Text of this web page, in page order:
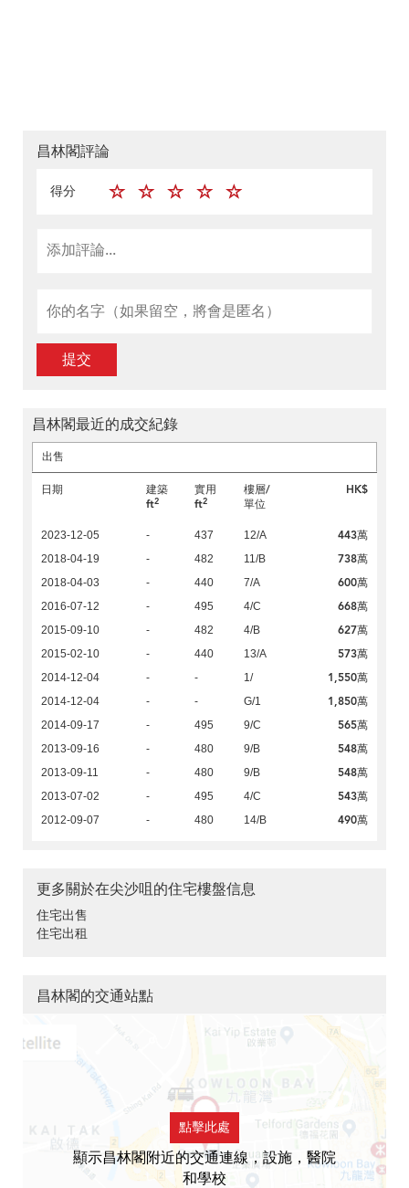
昌林閣評論
得分
提交
昌林閣最近的成交紀錄
出售
日期
建築
ft2
實用
ft2
樓層/
單位
HK$
2023-12-05 - 437 12/A 443萬
2018-04-19 - 482 11/B 738萬
2018-04-03 - 440 7/A 600萬
2016-07-12 - 495 4/C 668萬
2015-09-10 - 482 4/B 627萬
2015-02-10 - 440 13/A 573萬
2014-12-04 - - 1/ 1,550萬
2014-12-04 - - G/1 1,850萬
2014-09-17 - 495 9/C 565萬
2013-09-16 - 480 9/B 548萬
2013-09-11 - 480 9/B 548萬
2013-07-02 - 495 4/C 543萬
2012-09-07 - 480 14/B 490萬
更多關於在尖沙咀的住宅樓盤信息
住宅出售
住宅出租
昌林閣的交通站點
點擊此處
顯示昌林閣附近的交通連線，設施，醫院
和學校